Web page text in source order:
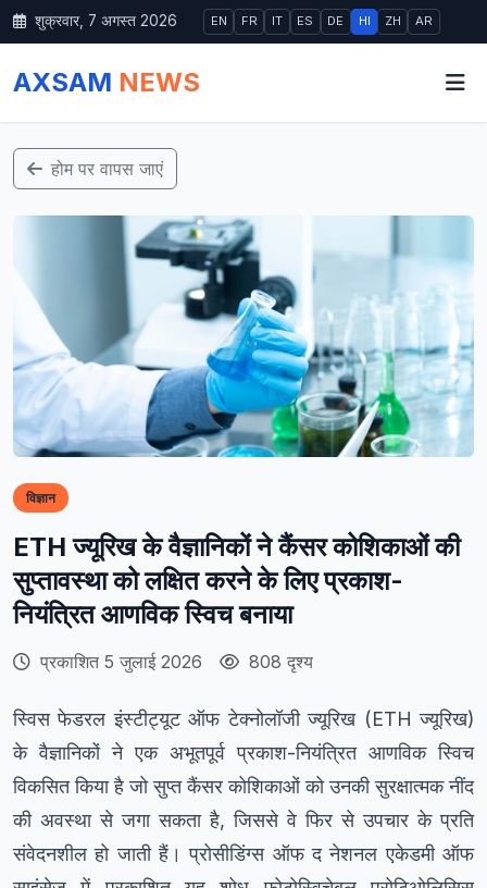
शुक्रवार, 7 अगस्त 2026 EN FR IT ES DE HI ZH AR
AXSAM NEWS
होम पर वापस जाएं
विज्ञान
ETH ज्यूरिख के वैज्ञानिकों ने कैंसर कोशिकाओं की
सुप्तावस्था को लक्षित करने के लिए प्रकाश-
नियंत्रित आणविक स्विच बनाया
प्रकाशित 5 जुलाई 2026 808 दृश्य
स्विस फेडरल इंस्टीट्यूट ऑफ टेक्नोलॉजी ज्यूरिख (ETH ज्यूरिख)
के वैज्ञानिकों ने एक अभूतपूर्व प्रकाश-नियंत्रित आणविक स्विच
विकसित किया है जो सुप्त कैंसर कोशिकाओं को उनकी सुरक्षात्मक नींद
की अवस्था से जगा सकता है, जिससे वे फिर से उपचार के प्रति
संवेदनशील हो जाती हैं। प्रोसीडिंग्स ऑफ द नेशनल एकेडमी ऑफ